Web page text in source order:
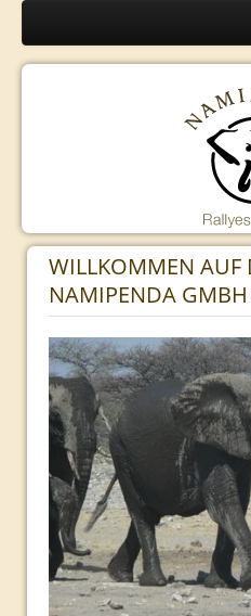
Home
Namibia
Programm
Organisation
Routen
Kambodscha
Programm
Organisation
Routen
Seidenstraße
Programm
WILLKOMMEN AUF
NAMIPENDA GMBH